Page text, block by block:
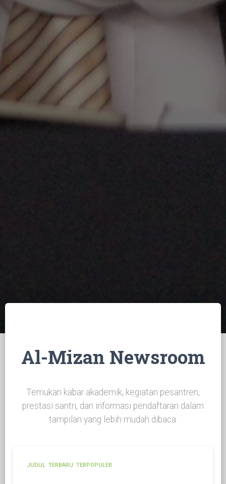
Al-Mizan Newsroom
Temukan kabar akademik, kegiatan pesantren,
prestasi santri, dan informasi pendaftaran dalam
tampilan yang lebih mudah dibaca.
JUDUL TERBARU TERPOPULER